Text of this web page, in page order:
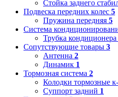
Стойка заднего
Подвеска передних колес 5
Пружина передняя 5
Система
Трубка кондиционера
Сопутствующие товары 3
Антенна 2
Динамик 1
Тормозная система 2
Колодки тормозные
Суппорт задний 1